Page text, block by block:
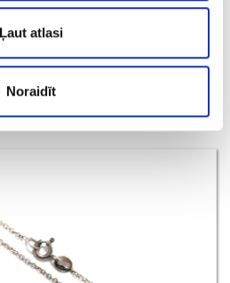
Ļaut atlasi
Noraidīt
95g5-3463
11.00